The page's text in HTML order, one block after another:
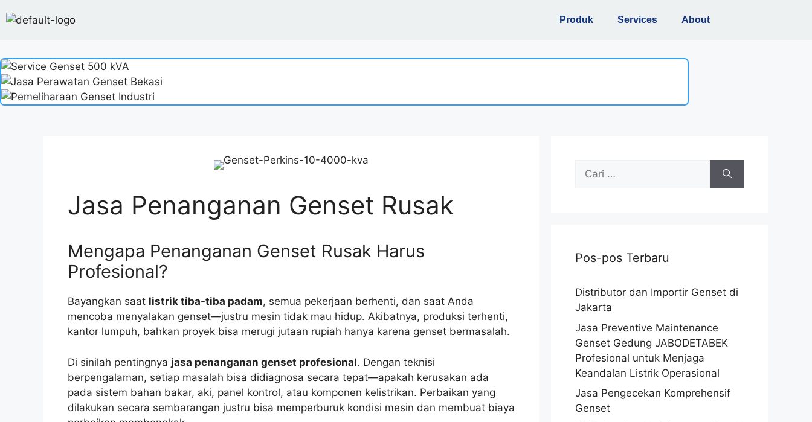
Produk Services About
Jasa Penanganan Genset Rusak
Mengapa Penanganan Genset Rusak Harus
Profesional?
Bayangkan saat listrik tiba-tiba padam, semua pekerjaan berhenti, dan saat Anda
mencoba menyalakan genset—justru mesin tidak mau hidup. Akibatnya, produksi terhenti,
kantor lumpuh, bahkan proyek bisa merugi jutaan rupiah hanya karena genset bermasalah.
Di sinilah pentingnya jasa penanganan genset profesional. Dengan teknisi
berpengalaman, setiap masalah bisa didiagnosa secara tepat—apakah kerusakan ada
pada sistem bahan bakar, aki, panel kontrol, atau komponen kelistrikan. Perbaikan yang
dilakukan secara sembarangan justru bisa memperburuk kondisi mesin dan membuat biaya
Pos-pos Terbaru
Distributor dan Importir Genset di
Jakarta
Jasa Preventive Maintenance
Genset Gedung JABODETABEK
Profesional untuk Menjaga
Keandalan Listrik Operasional
Jasa Pengecekan Komprehensif
Genset